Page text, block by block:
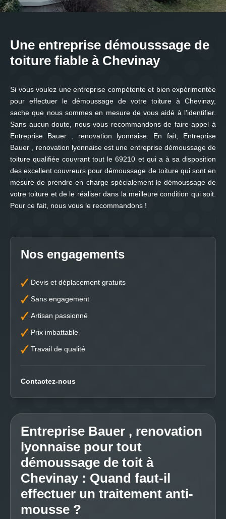
Une entreprise démousssage de
toiture fiable à Chevinay
Si vous voulez une entreprise compétente et bien expérimentée
pour effectuer le démoussage de votre toiture à Chevinay,
sache que nous sommes en mesure de vous aidé à l’identifier.
Sans aucun doute, nous vous recommandons de faire appel à
Entreprise Bauer , renovation lyonnaise. En fait, Entreprise
Bauer , renovation lyonnaise est une entreprise démoussage de
toiture qualifiée couvrant tout le 69210 et qui a à sa disposition
des excellent couvreurs pour démoussage de toiture qui sont en
mesure de prendre en charge spécialement le démoussage de
votre toiture et de le réaliser dans la meilleure condition qui soit.
Pour ce fait, nous vous le recommandons !
Nos engagements
Devis et déplacement gratuits
Sans engagement
Artisan passionné
Prix imbattable
Travail de qualité
Contactez-nous
Entreprise Bauer , renovation
lyonnaise pour tout
démoussage de toit à
Chevinay : Quand faut-il
effectuer un traitement anti-
mousse ?